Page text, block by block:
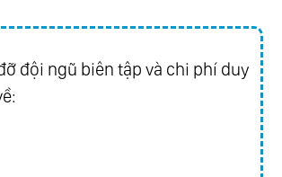
đội ngũ biên tập và chi phí duy